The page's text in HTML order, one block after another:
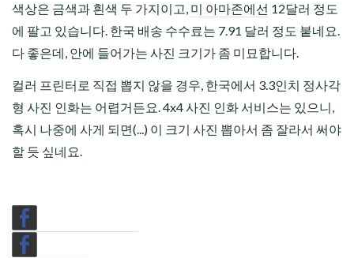
색상은 금색과 흰색 두 가지이고, 미 아마존에선 12달러 정도
에 팔고 있습니다. 한국 배송 수수료는 7.91 달러 정도 붙네요.
다 좋은데, 안에 들어가는 사진 크기가 좀 미묘합니다.
컬러 프린터로 직접 뽑지 않을 경우, 한국에서 3.3인치 정사각
형 사진 인화는 어렵거든요. 4x4 사진 인화 서비스는 있으니,
혹시 나중에 사게 되면(...) 이 크기 사진 뽑아서 좀 잘라서 써야
할 듯 싶네요.